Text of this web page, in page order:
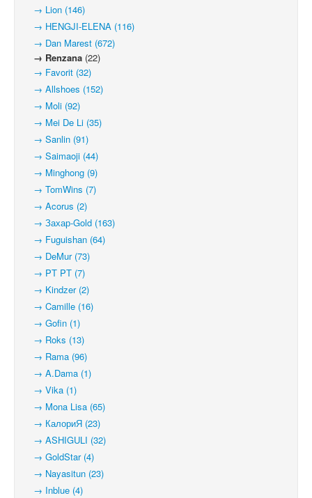
→ Lion (146)
→ HENGJI-ELENA (116)
→ Dan Marest (672)
→ Renzana (22)
→ Favorit (32)
→ Allshoes (152)
→ Moli (92)
→ Mei De Li (35)
→ Sanlin (91)
→ Saimaoji (44)
→ Minghong (9)
→ TomWins (7)
→ Acorus (2)
→ Захар-Gold (163)
→ Fuguishan (64)
→ DeMur (73)
→ PT PT (7)
→ Kindzer (2)
→ Camille (16)
→ Gofin (1)
→ Roks (13)
→ Rama (96)
→ A.Dama (1)
→ Vika (1)
→ Mona Lisa (65)
→ КалориЯ (23)
→ ASHIGULI (32)
→ GoldStar (4)
→ Nayasitun (23)
→ Inblue (4)